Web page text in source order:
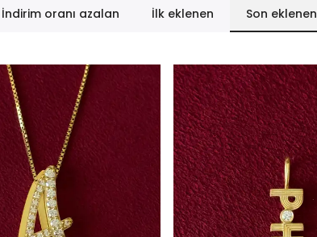
İndirim oranı azalan İlk eklenen Son eklenen